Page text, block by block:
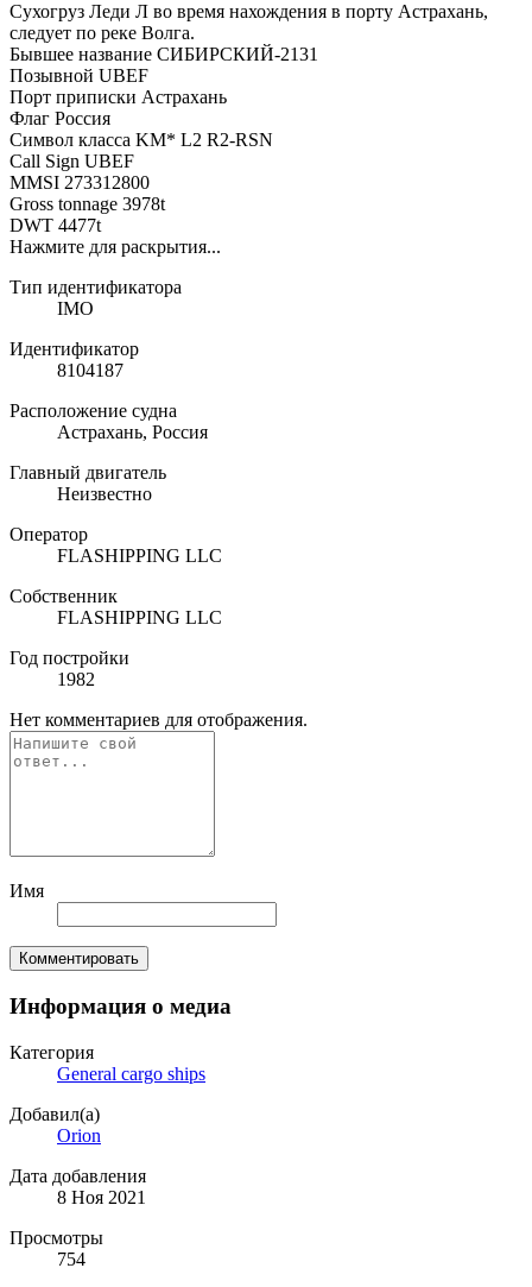
Сухогруз Леди Л во время нахождения в порту Астрахань,
следует по реке Волга.
Бывшее название СИБИРСКИЙ-2131
Позывной UBEF
Порт приписки Астрахань
Флаг Россия
Символ класса KM* L2 R2-RSN
Call Sign UBEF
MMSI 273312800
Gross tonnage 3978t
DWT 4477t
Нажмите для раскрытия...
Тип идентификатора
IMO
Идентификатор
8104187
Расположение судна
Астрахань, Россия
Главный двигатель
Неизвестно
Оператор
FLASHIPPING LLC
Собственник
FLASHIPPING LLC
Год постройки
1982
Нет комментариев для отображения.
Имя
Комментировать
Информация о медиа
Категория
General cargo ships
Добавил(а)
Orion
Дата добавления
8 Ноя 2021
Просмотры
754